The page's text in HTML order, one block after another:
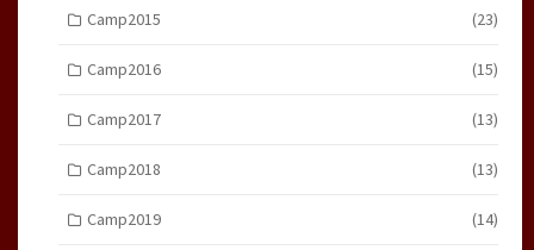
Camp2015 (23)
Camp2016 (15)
Camp2017 (13)
Camp2018 (13)
Camp2019 (14)